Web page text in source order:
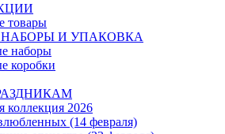
товары
И УПАКОВКА
наборы
коробки
коллекция 2026
(14 февраля)